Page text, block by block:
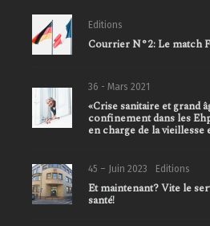
Editions
Courrier N°2: Le match
36 - Mars 2021
«Crise sanitaire et grand
confinement dans les
en charge de la vieillesse
45 – Juin 2023 Editions
Et maintenant? Vite le
santé!